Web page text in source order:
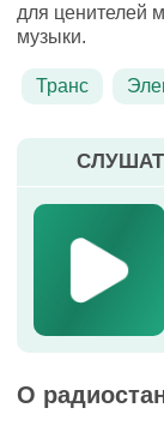
для ценителей
музыки.
Транс
О